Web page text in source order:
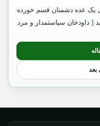
عده دشمنان قسم خورده
[ داودخان سیاستمدار و مرد
خان و دوکتورین آیزنهاور
بعد